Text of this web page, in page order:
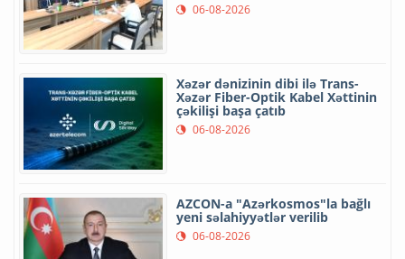
06-08-2026
Xəzər dənizinin dibi ilə Trans-
Xəzər Fiber-Optik Kabel Xəttinin
çəkilişi başa çatıb
06-08-2026
AZCON-a "Azərkosmos"la bağlı
yeni səlahiyyətlər verilib
06-08-2026